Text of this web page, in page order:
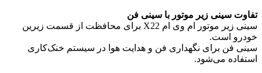
تفاوت سینی زیر موتور با سینی فن
سینی زیر موتور ام وی ام X22 برای محافظت از قسمت زیرین
خودرو است.
سینی فن برای نگهداری فن و هدایت هوا در سیستم خنک‌کاری
استفاده می‌شود.